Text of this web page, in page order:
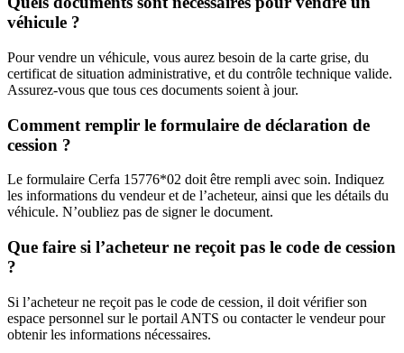
véhicule ?
Pour vendre un véhicule, vous aurez besoin de la carte grise, du
certificat de situation administrative, et du contrôle technique valide.
Assurez-vous que tous ces documents soient à jour.
Comment remplir le formulaire de déclaration de
cession ?
Le formulaire Cerfa 15776*02 doit être rempli avec soin. Indiquez
les informations du vendeur et de l’acheteur, ainsi que les détails du
véhicule. N’oubliez pas de signer le document.
Que faire si l’acheteur ne reçoit pas le code de cession
?
Si l’acheteur ne reçoit pas le code de cession, il doit vérifier son
espace personnel sur le portail ANTS ou contacter le vendeur pour
obtenir les informations nécessaires.